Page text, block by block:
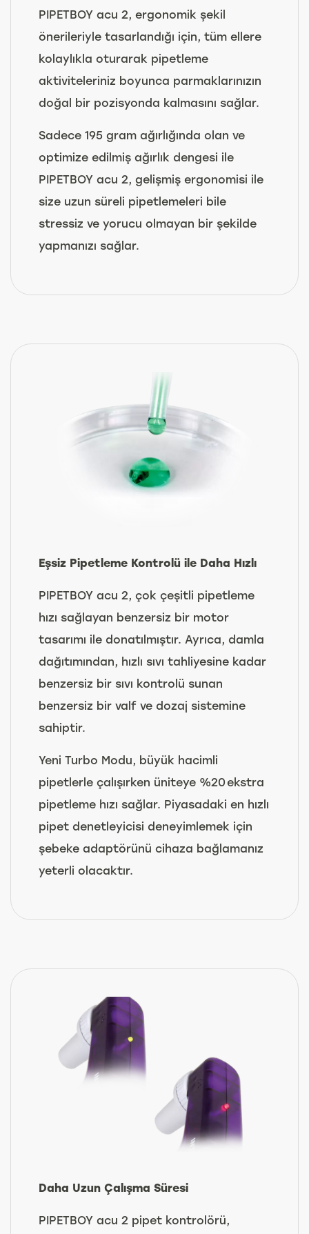
PIPETBOY acu 2, ergonomik şekil
önerileriyle tasarlandığı için, tüm ellere
kolaylıkla oturarak pipetleme
aktiviteleriniz boyunca parmaklarınızın
doğal bir pozisyonda kalmasını sağlar.
Sadece 195 gram ağırlığında olan ve
optimize edilmiş ağırlık dengesi ile
PIPETBOY acu 2, gelişmiş ergonomisi ile
size uzun süreli pipetlemeleri bile
stressiz ve yorucu olmayan bir şekilde
yapmanızı sağlar.
Eşsiz Pipetleme Kontrolü ile Daha Hızlı
PIPETBOY acu 2, çok çeşitli pipetleme
hızı sağlayan benzersiz bir motor
tasarımı ile donatılmıştır. Ayrıca, damla
dağıtımından, hızlı sıvı tahliyesine kadar
benzersiz bir sıvı kontrolü sunan
benzersiz bir valf ve dozaj sistemine
sahiptir.
Yeni Turbo Modu, büyük hacimli
pipetlerle çalışırken üniteye %20 ekstra
pipetleme hızı sağlar. Piyasadaki en hızlı
pipet denetleyicisi deneyimlemek için
şebeke adaptörünü cihaza bağlamanız
yeterli olacaktır.
Daha Uzun Çalışma Süresi
PIPETBOY acu 2 pipet kontrolörü,